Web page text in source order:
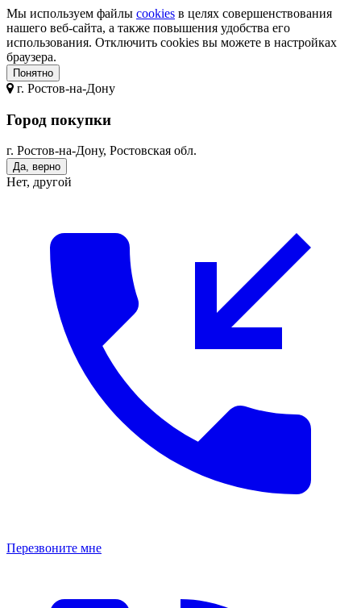
Мы используем файлы cookies в целях совершенствования
нашего веб-сайта, а также повышения удобства его
использования. Отключить cookies вы можете в настройках
браузера.
Понятно
г. Ростов-на-Дону
Город покупки
г. Ростов-на-Дону, Ростовская обл.
Да, верно
Нет, другой
Перезвоните мне